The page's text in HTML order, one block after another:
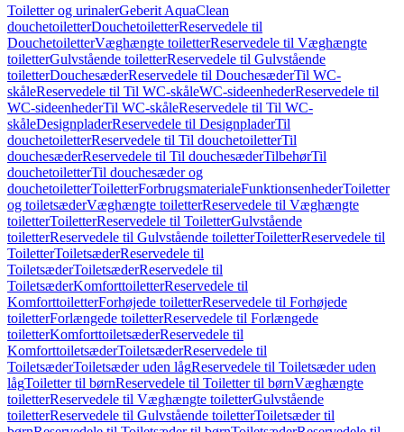
Toiletter og urinalerGeberit AquaClean
douchetoiletterDouchetoiletterReservedele til
DouchetoiletterVæghængte toiletterReservedele til Væghængte
toiletterGulvstående toiletterReservedele til Gulvstående
toiletterDouchesæderReservedele til DouchesæderTil WC-
skåleReservedele til Til WC-skåleWC-sideenhederReservedele til
WC-sideenhederTil WC-skåleReservedele til Til WC-
skåleDesignpladerReservedele til DesignpladerTil
douchetoiletterReservedele til Til douchetoiletterTil
douchesæderReservedele til Til douchesæderTilbehørTil
douchetoiletterTil douchesæder og
douchetoiletterToiletterForbrugsmaterialeFunktionsenhederToiletter
og toiletsæderVæghængte toiletterReservedele til Væghængte
toiletterToiletterReservedele til ToiletterGulvstående
toiletterReservedele til Gulvstående toiletterToiletterReservedele til
ToiletterToiletsæderReservedele til
ToiletsæderToiletsæderReservedele til
ToiletsæderKomforttoiletterReservedele til
KomforttoiletterForhøjede toiletterReservedele til Forhøjede
toiletterForlængede toiletterReservedele til Forlængede
toiletterKomforttoiletsæderReservedele til
KomforttoiletsæderToiletsæderReservedele til
ToiletsæderToiletsæder uden lågReservedele til Toiletsæder uden
lågToiletter til børnReservedele til Toiletter til børnVæghængte
toiletterReservedele til Væghængte toiletterGulvstående
toiletterReservedele til Gulvstående toiletterToiletsæder til